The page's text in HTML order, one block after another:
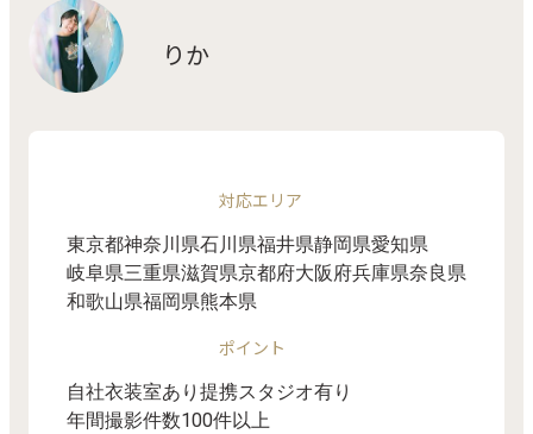
りか
対応エリア
東京都神奈川県石川県福井県静岡県愛知県
岐阜県三重県滋賀県京都府大阪府兵庫県奈良県
和歌山県福岡県熊本県
ポイント
自社衣装室あり 提携スタジオ有り
年間撮影件数100件以上